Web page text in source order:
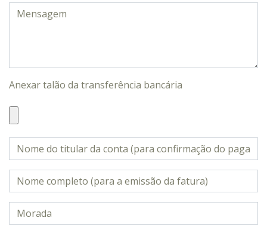
Anexar talão da transferência bancária